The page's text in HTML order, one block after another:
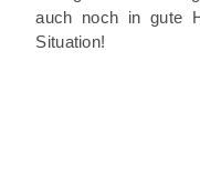
auch noch in gute
Situation!